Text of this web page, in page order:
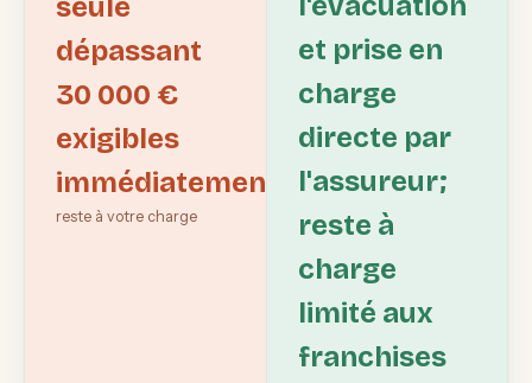
seule
dépassant
30 000 €
exigibles
immédiatement.
reste à votre charge
et prise en
charge
directe par
l'assureur;
reste à
charge
limité aux
franchises